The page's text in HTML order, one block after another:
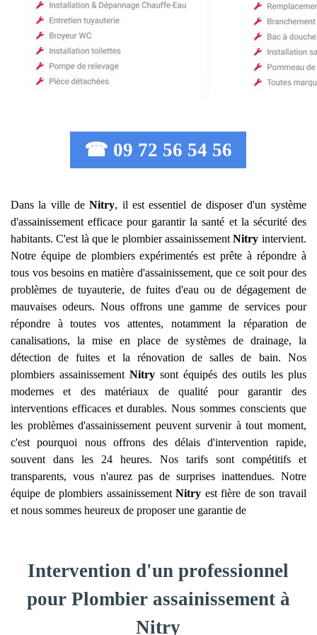
☎ 09 72 56 54 56
Dans la ville deNitry, il est essentiel de disposer d'un système
d'assainissement efficace pour garantir la santé et la sécurité des
habitants. C'est là que le plombier assainissementNitry intervient.
Notre équipe de plombiers expérimentés est prête à répondre à
tous vos besoins en matière d'assainissement, que ce soit pour des
problèmes de tuyauterie, de fuites d'eau ou de dégagement de
mauvaises odeurs. Nous offrons une gamme de services pour
répondre à toutes vos attentes, notamment la réparation de
canalisations, la mise en place de systèmes de drainage, la
détection de fuites et la rénovation de salles de bain. Nos
plombiers assainissement Nitrysont équipés des outils les plus
modernes et des matériaux de qualité pour garantir des
interventions efficaces et durables. Nous sommes conscients que
les problèmes d'assainissement peuvent survenir à tout moment,
c'est pourquoi nous offrons des délais d'intervention rapide,
souvent dans les 24 heures. Nos tarifs sont compétitifs et
transparents, vous n'aurez pas de surprises inattendues. Notre
équipe de plombiers assainissementNitry est fière de son travail
et nous sommes heureux de proposer une garantie de
Intervention d'un professionnel
pour Plombier assainissement à
Nitry